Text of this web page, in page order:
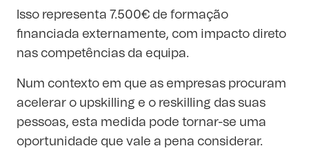
Isso representa 7.500€ de formação
financiada externamente, com impacto direto
nas competências da equipa.
Num contexto em que as empresas procuram
acelerar o upskilling e o reskilling das suas
pessoas, esta medida pode tornar-se uma
oportunidade que vale a pena considerar.